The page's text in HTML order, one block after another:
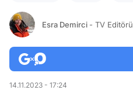
Esra Demirci - TV Editörü
14.11.2023 - 17:24